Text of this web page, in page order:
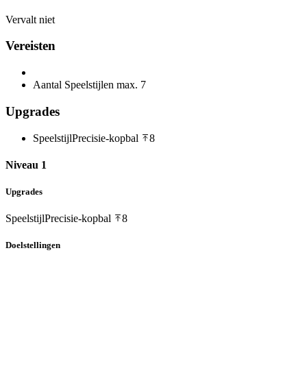
Vervalt niet
Vereisten
Aantal Speelstijlen max. 7
Upgrades
SpeelstijlPrecisie-kopbal 8
Niveau 1
Upgrades
SpeelstijlPrecisie-kopbal 8
Doelstellingen